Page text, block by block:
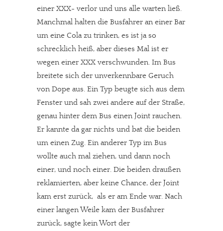
einer XXX- verlor und uns alle warten ließ.
Manchmal halten die Busfahrer an einer Bar
um eine Cola zu trinken, es ist ja so
schrecklich heiß, aber dieses Mal ist er
wegen einer XXX verschwunden. Im Bus
breitete sich der unverkennbare Geruch
von Dope aus. Ein Typ beugte sich aus dem
Fenster und sah zwei andere auf der Straße,
genau hinter dem Bus einen Joint rauchen.
Er kannte da gar nichts und bat die beiden
um einen Zug. Ein anderer Typ im Bus
wollte auch mal ziehen, und dann noch
einer, und noch einer. Die beiden draußen
reklamierten, aber keine Chance, der Joint
kam erst zurück, als er am Ende war. Nach
einer langen Weile kam der Busfahrer
zurück, sagte kein Wort der